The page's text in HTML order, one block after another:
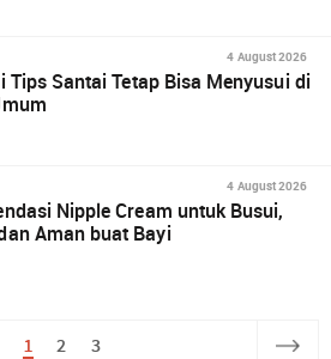
4 August 2026
Tips Santai Tetap Bisa Menyusui di
4 August 2026
Nipple Cream untuk Busui,
Aman buat Bayi
1 2 3